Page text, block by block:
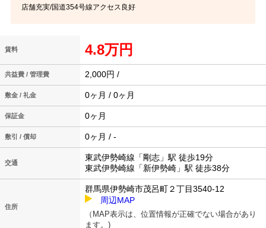
店舗充実/国道354号線アクセス良好
賃料 4.8万円
共益費 / 管理費 2,000円 /
敷金 / 礼金 0ヶ月 / 0ヶ月
保証金 0ヶ月
敷引 / 償却 0ヶ月 / -
交通
東武伊勢崎線「剛志」駅 徒歩19分
東武伊勢崎線「新伊勢崎」駅 徒歩38分
住所
群馬県伊勢崎市茂呂町２丁目3540-12
周辺MAP
（MAP表示は、位置情報が正確でない場合があり
ます。)